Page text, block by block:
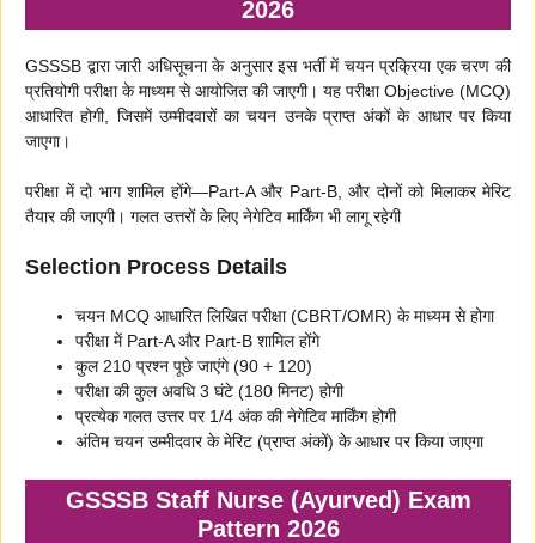
2026
GSSSB द्वारा जारी अधिसूचना के अनुसार इस भर्ती में चयन प्रक्रिया एक चरण की
प्रतियोगी परीक्षा के माध्यम से आयोजित की जाएगी। यह परीक्षा Objective (MCQ)
आधारित होगी, जिसमें उम्मीदवारों का चयन उनके प्राप्त अंकों के आधार पर किया
जाएगा।
परीक्षा में दो भाग शामिल होंगे—Part-A और Part-B, और दोनों को मिलाकर मेरिट
तैयार की जाएगी। गलत उत्तरों के लिए नेगेटिव मार्किंग भी लागू रहेगी
Selection Process Details
चयन MCQ आधारित लिखित परीक्षा (CBRT/OMR) के माध्यम से होगा
परीक्षा में Part-A और Part-B शामिल होंगे
कुल 210 प्रश्न पूछे जाएंगे (90 + 120)
परीक्षा की कुल अवधि 3 घंटे (180 मिनट) होगी
प्रत्येक गलत उत्तर पर 1/4 अंक की नेगेटिव मार्किंग होगी
अंतिम चयन उम्मीदवार के मेरिट (प्राप्त अंकों) के आधार पर किया जाएगा
GSSSB Staff Nurse (Ayurved) Exam
Pattern 2026